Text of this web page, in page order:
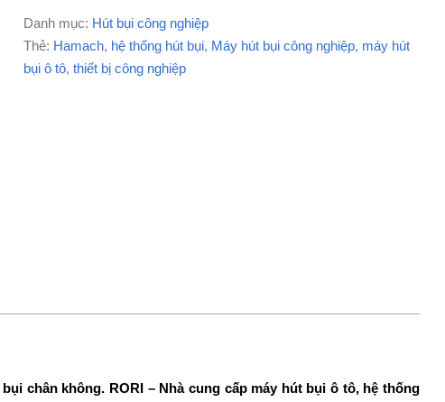
Danh mục: Hút bụi công nghiệp
Thẻ: Hamach, hệ thống hút bụi, Máy hút bụi công nghiệp, máy hút
bụi ô tô, thiết bị công nghiệp
chân không. RORI – Nhà cung cấp máy hút bụi ô tô, hệ thống